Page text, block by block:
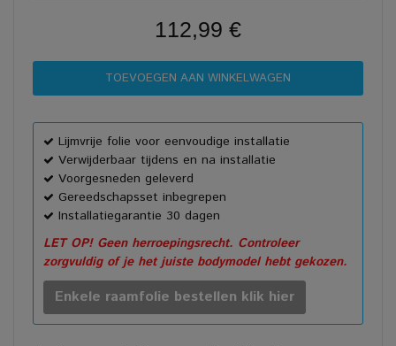
112,99 €
Lijmvrije folie voor eenvoudige installatie
Verwijderbaar tijdens en na installatie
Voorgesneden geleverd
Gereedschapsset inbegrepen
Installatiegarantie 30 dagen
LET OP! Geen herroepingsrecht. Controleer
zorgvuldig of je het juiste bodymodel hebt gekozen.
Enkele raamfolie bestellen klik hier